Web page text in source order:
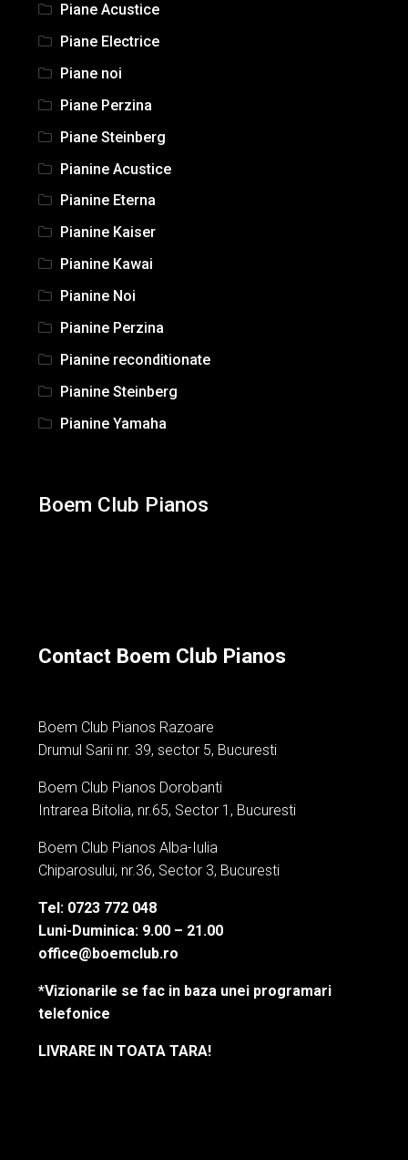
Piane Acustice
Piane Electrice
Piane noi
Piane Perzina
Piane Steinberg
Pianine Acustice
Pianine Eterna
Pianine Kaiser
Pianine Kawai
Pianine Noi
Pianine Perzina
Pianine reconditionate
Pianine Steinberg
Pianine Yamaha
Boem Club Pianos
Contact Boem Club Pianos
Boem Club Pianos Razoare
Drumul Sarii nr. 39, sector 5, Bucuresti
Boem Club Pianos Dorobanti
Intrarea Bitolia, nr.65, Sector 1, Bucuresti
Boem Club Pianos Alba-Iulia
Chiparosului, nr.36, Sector 3, Bucuresti
Tel: 0723 772 048
Luni-Duminica: 9.00 – 21.00
office@boemclub.ro
*Vizionarile se fac in baza unei programari
telefonice
LIVRARE IN TOATA TARA!